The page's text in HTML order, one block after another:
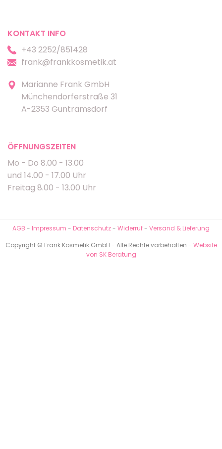
KONTAKT INFO
+43 2252/851428
frank@frankkosmetik.at
Marianne Frank GmbH
Münchendorferstraße 31
A-2353 Guntramsdorf
ÖFFNUNGSZEITEN
Mo - Do 8.00 - 13.00
und 14.00 - 17.00 Uhr
Freitag 8.00 - 13.00 Uhr
AGB - Impressum - Datenschutz- Widerruf- Versand & Lieferung
Copyright © Frank Kosmetik GmbH - Alle Rechte vorbehalten - Website
von SK Beratung